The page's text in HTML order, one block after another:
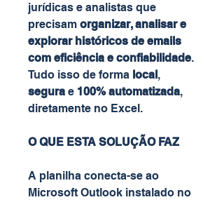
jurídicas e analistas que
precisam organizar, analisar e
explorar históricos de emails
com eficiência e confiabilidade.
Tudo isso de forma local,
segura e 100% automatizada,
diretamente no Excel.
O QUE ESTA SOLUÇÃO FAZ
A planilha conecta-se ao
Microsoft Outlook instalado no